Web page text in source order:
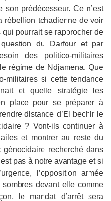
prédécesseur. Ce n’est
rébellion tchadienne de voir
pourrait se rapprocher de
du Darfour et par
des politico-militaires
régime de Ndjamena. Que
militaires si cette tendance
et quelle stratégie les
place pour se préparer à
distance d’El bechir le
? Vont-ils continuer à
et montrer au reste du
génocidaire recherché dans
pas à notre avantage et si
l’opposition armée
devant elle comme
le mandat d’arrêt sera